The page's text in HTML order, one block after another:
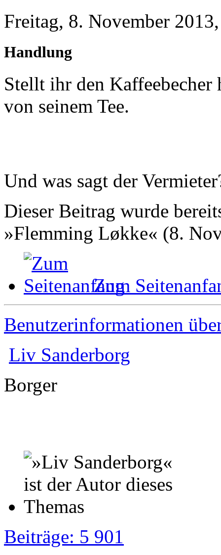
Freitag, 8. November
Handlung
Stellt ihr den
von seinem Tee.
Und was sagt der
Dieser Beitrag wurde
»Flemming Løkke« (8.
Zum
Benutzerinformationen
Liv Sanderborg
Borger
Beiträge: 5 901